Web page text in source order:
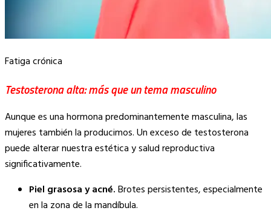
Fatiga crónica
Testosterona alta: más que un tema masculino
Aunque es una hormona predominantemente masculina, las
mujeres también la producimos. Un exceso de testosterona
puede alterar nuestra estética y salud reproductiva
significativamente.
Piel grasosa y acné.Brotes persistentes, especialmente
en la zona de la mandíbula.